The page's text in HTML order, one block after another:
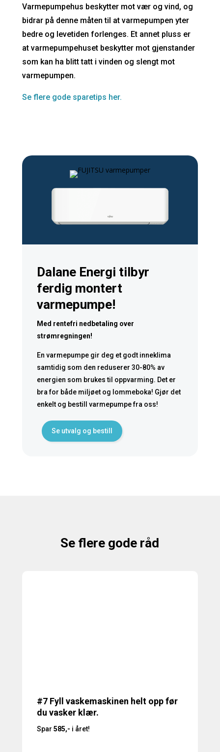
Varmepumpehus beskytter mot vær og vind, og
bidrar på denne måten til at varmepumpen yter
bedre og levetiden forlenges. Et annet pluss er
at varmepumpehuset beskytter mot gjenstander
som kan ha blitt tatt i vinden og slengt mot
varmepumpen.
Se flere gode sparetips her.
Dalane Energi tilbyr
ferdig montert
varmepumpe!
Med rentefri nedbetaling over
strømregningen!
En varmepumpe gir deg et godt inneklima
samtidig som den reduserer 30-80% av
energien som brukes til oppvarming. Det er
bra for både miljøet og lommeboka! Gjør det
enkelt og bestill varmepumpe fra oss!
Se utvalg og bestill
Se flere gode råd
#7 Fyll vaskemaskinen helt opp før
du vasker klær.
Spar 585,- i året!